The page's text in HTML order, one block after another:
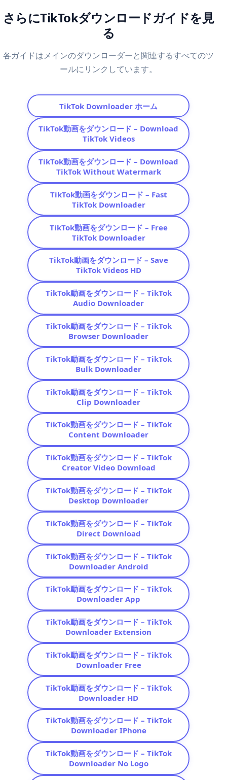
さらにTikTokダウンロードガイドを見
る
各ガイドはメインのダウンローダーと関連するすべてのツ
ールにリンクしています。
TikTok Downloader ホーム
TikTok動画をダウンロード – Download
TikTok Videos
TikTok動画をダウンロード – Download
TikTok Without Watermark
TikTok動画をダウンロード – Fast
TikTok Downloader
TikTok動画をダウンロード – Free
TikTok Downloader
TikTok動画をダウンロード – Save
TikTok Videos HD
TikTok動画をダウンロード – TikTok
Audio Downloader
TikTok動画をダウンロード – TikTok
Browser Downloader
TikTok動画をダウンロード – TikTok
Bulk Downloader
TikTok動画をダウンロード – TikTok
Clip Downloader
TikTok動画をダウンロード – TikTok
Content Downloader
TikTok動画をダウンロード – TikTok
Creator Video Download
TikTok動画をダウンロード – TikTok
Desktop Downloader
TikTok動画をダウンロード – TikTok
Direct Download
TikTok動画をダウンロード – TikTok
Downloader Android
TikTok動画をダウンロード – TikTok
Downloader App
TikTok動画をダウンロード – TikTok
Downloader Extension
TikTok動画をダウンロード – TikTok
Downloader Free
TikTok動画をダウンロード – TikTok
Downloader HD
TikTok動画をダウンロード – TikTok
Downloader IPhone
TikTok動画をダウンロード – TikTok
Downloader No Logo